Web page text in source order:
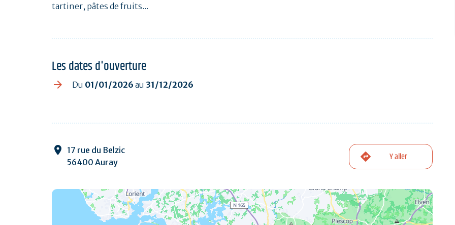
tartiner, pâtes de fruits...
Les dates d'ouverture
Du 01/01/2026 au 31/12/2026
17 rue du Belzic
56400 Auray
Y aller